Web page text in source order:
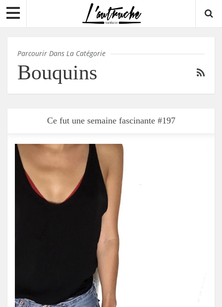
Parcourir Dans La Catégorie
Bouquins
Ce fut une semaine fascinante #197